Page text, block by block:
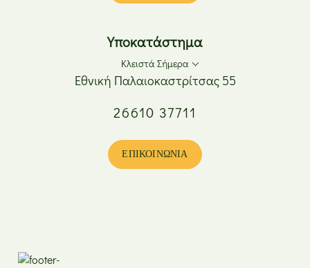
ΚυριακήΥποκατάστημα
Κλειστά Σήμερα
08:00 - 17:00
Τετάρτη
08:00 - 17:00
08:00 - 20:00
Εθνική Παλαιοκαστρίτσας 55
26610 37711
ΕΠΙΚΟΙΝΩΝΊΑ